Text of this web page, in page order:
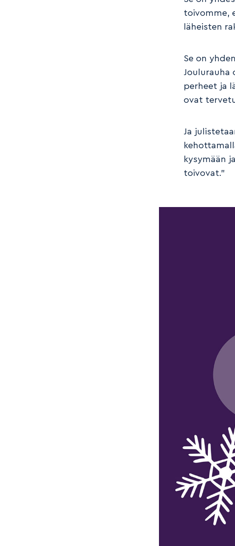
toivomme,
läheisten
Se on
Joulurauha
perheet ja
ovat
Ja
kysymään
toivovat.”